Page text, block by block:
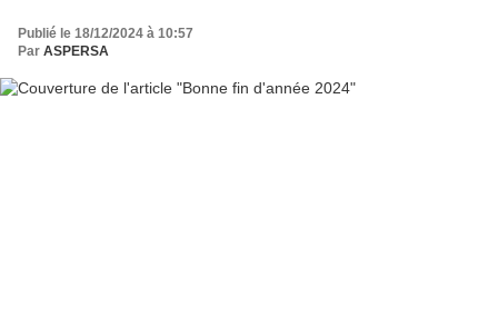
Publié le 18/12/2024 à 10:57
Par ASPERSA